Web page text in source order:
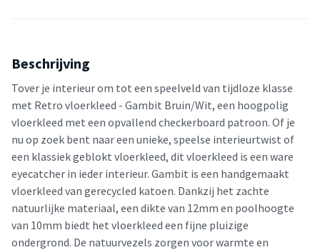
Beschrijving
Tover je interieur om tot een speelveld van tijdloze klasse
met Retro vloerkleed - Gambit Bruin/Wit, een hoogpolig
vloerkleed met een opvallend checkerboard patroon. Of je
nu op zoek bent naar een unieke, speelse interieurtwist of
een klassiek geblokt vloerkleed, dit vloerkleed is een ware
eyecatcher in ieder interieur. Gambit is een handgemaakt
vloerkleed van gerecycled katoen. Dankzij het zachte
natuurlijke materiaal, een dikte van 12mm en poolhoogte
van 10mm biedt het vloerkleed een fijne pluizige
ondergrond. De natuurvezels zorgen voor warmte en